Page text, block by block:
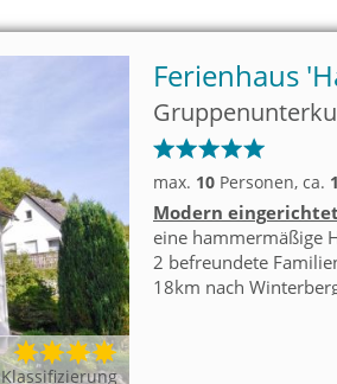
Klassifizierung
Ferienhaus
max. 10 Personen, ca.
Modern
eine hammermäßige
2 befreundete
18km nach